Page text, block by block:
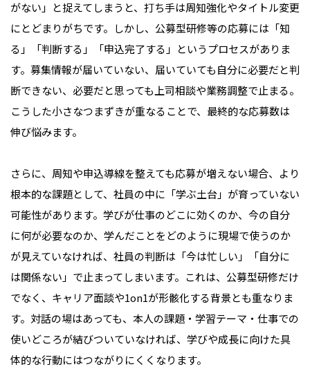
がない」と捉えてしまうと、打ち手は周知強化やタイトル変更
にとどまりがちです。しかし、公募型研修等の応募には「知
る」「判断する」「申込完了する」というプロセスがありま
す。募集情報が届いていない、届いていても自分に必要だと判
断できない、必要だと思っても上司相談や業務調整で止まる。
こうした小さなつまずきが重なることで、最終的な応募数は
伸び悩みます。
さらに、周知や申込導線を整えても応募が増えない場合、より
根本的な課題として、社員の中に「学ぶ土台」が育っていない
可能性があります。学びが仕事のどこに効くのか、今の自分
に何が必要なのか、学んだことをどのように現場で使うのか
が見えていなければ、社員の判断は「今は忙しい」「自分に
は関係ない」で止まってしまいます。これは、公募型研修だけ
でなく、キャリア面談や1on1が形骸化する背景とも重なりま
す。対話の場はあっても、本人の課題・学習テーマ・仕事での
使いどころが結びついていなければ、学びや成長に向けた具
体的な行動にはつながりにくくなります。